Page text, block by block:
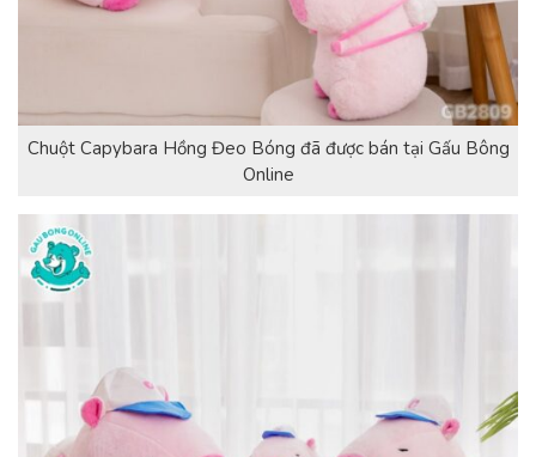
Chuột Capybara Hồng Đeo Bóng đã được bán tại Gấu Bông
Online